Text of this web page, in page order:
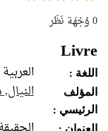
0وُجْهَة نَظَر
Livre
اللغة : العربية
المؤلف
الرئيسي :
النيال,
العنوان :